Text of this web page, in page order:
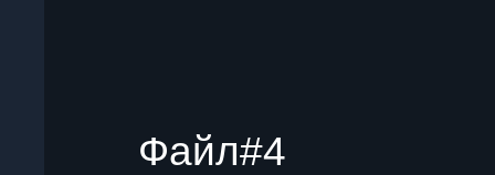
Файл#4